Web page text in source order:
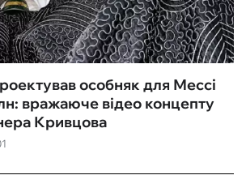
особняк для Мессі
вражаюче відео концепту
Кривцова